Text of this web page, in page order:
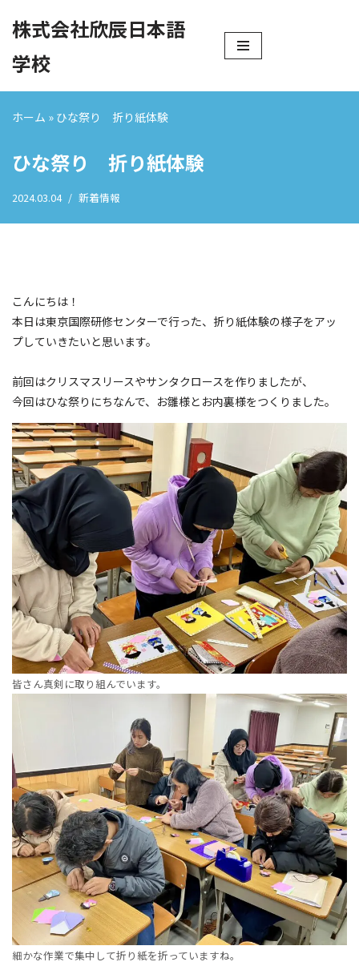
コ
ン
ツ
ス
ッ
プ
株式会社欣辰日本語
学校
ホーム » ひな祭り 折り紙体験
ひな祭り 折り紙体験
2024.03.04 新着情報
こんにちは！
本日は東京国際研修センターで行った、折り紙体験の様子をアッ
プしていきたいと思います。
前回はクリスマスリースやサンタクロースを作りましたが、
今回はひな祭りにちなんで、お雛様とお内裏様をつくりました。
皆さん真剣に取り組んでいます。
細かな作業で集中して折り紙を折っていますね。